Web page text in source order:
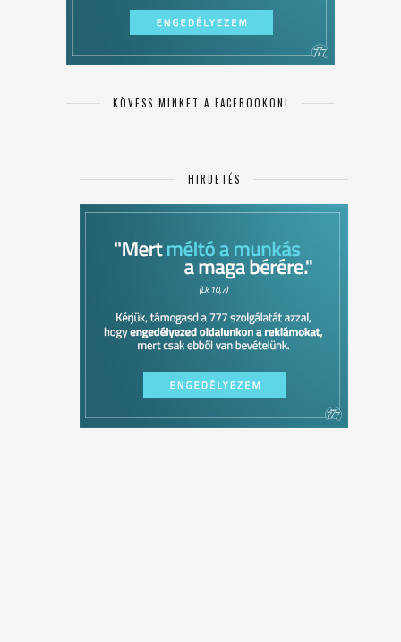
KÖVESS MINKET A FACEBOOKON!
HIRDETÉS